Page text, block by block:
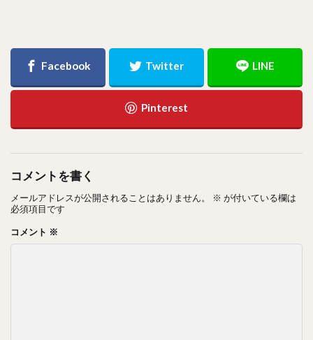
コメントを書く
メールアドレスが公開されることはありません。 ※ が付いている欄は
必須項目です
コメント ※